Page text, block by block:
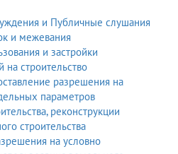
и Публичные слушания
и межевания
и застройки
строительство
разрешения на
параметров
реконструкции
строительства
на условно